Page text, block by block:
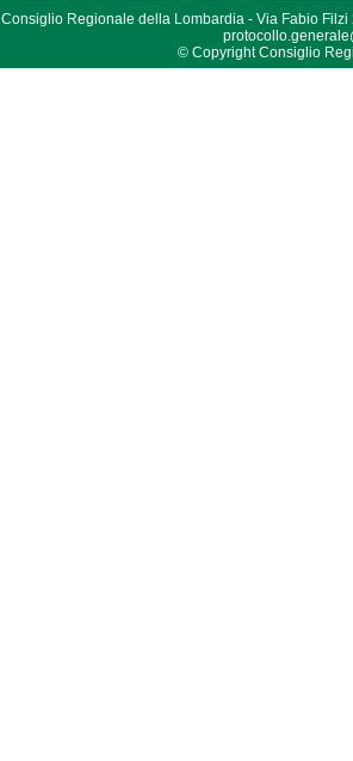
Consiglio Regionale della Lombardia - Via Fabio Filzi
© Copyright Consiglio